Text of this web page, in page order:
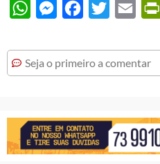
WhatsAppMessengerFacebook
Twitter Email
Seja o primeiro a comentar